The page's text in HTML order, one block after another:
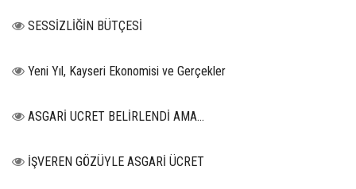
SESSİZLİĞİN BÜTÇESİ
Yeni Yıl, Kayseri Ekonomisi ve Gerçekler
ASGARİ UCRET BELİRLENDİ AMA...
İŞVEREN GÖZÜYLE ASGARİ ÜCRET